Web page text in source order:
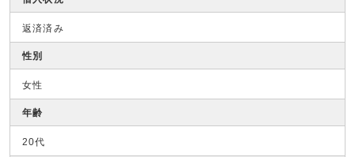
返済済み
性別
女性
年齢
20代